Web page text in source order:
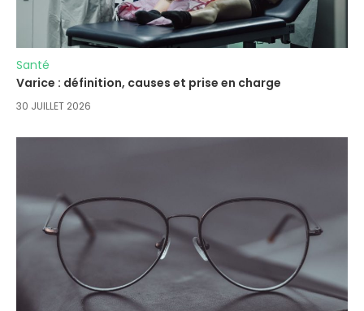
Santé
Varice : définition, causes et prise en charge
30 JUILLET 2026